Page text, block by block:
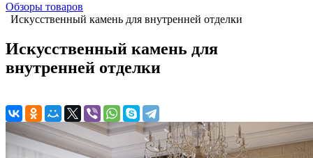
Обзоры товаров
Искусственный камень для внутренней отделки
Искусственный камень для
внутренней отделки